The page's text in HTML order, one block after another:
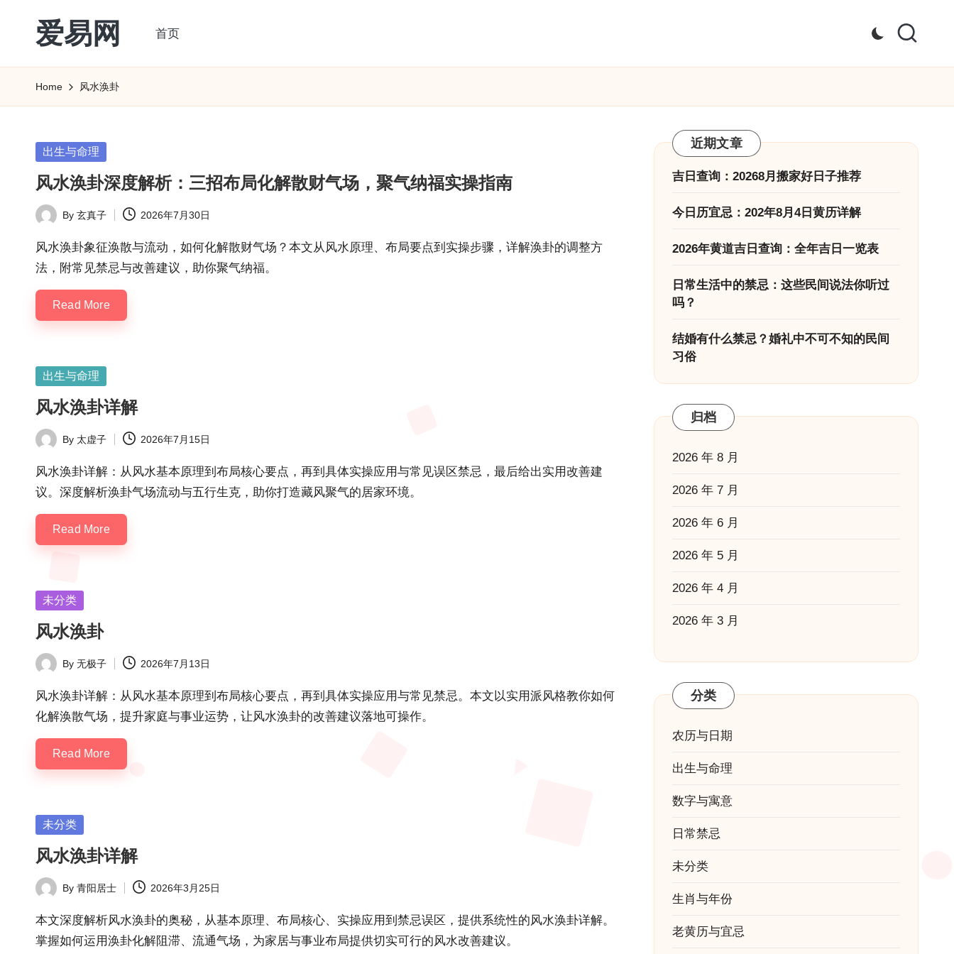
爱易网
历
阳
转
农
历
阴
历
查
询
_2ebc.com
首页
Home 风水涣卦
Posted
出生与命理
风水涣卦深度解析：三招布局化解散财气场，聚气纳福实操指南
Posted
by
By 玄真子 2026年7月30日
风水涣卦象征涣散与流动，如何化解散财气场？本文从风水原理、布局要点到实操步骤，详解涣卦的调整方
法，附常见禁忌与改善建议，助你聚气纳福。
Read More
Posted
出生与命理
风水涣卦详解
Posted
by
By 太虚子 2026年7月15日
风水涣卦详解：从风水基本原理到布局核心要点，再到具体实操应用与常见误区禁忌，最后给出实用改善建
议。深度解析涣卦气场流动与五行生克，助你打造藏风聚气的居家环境。
Read More
Posted
未分类
风水涣卦
Posted
by
By 无极子 2026年7月13日
风水涣卦详解：从风水基本原理到布局核心要点，再到具体实操应用与常见禁忌。本文以实用派风格教你如何
化解涣散气场，提升家庭与事业运势，让风水涣卦的改善建议落地可操作。
Read More
Posted
未分类
风水涣卦详解
Posted
by
By 青阳居士 2026年3月25日
本文深度解析风水涣卦的奥秘，从基本原理、布局核心、实操应用到禁忌误区，提供系统性的风水涣卦详解。
掌握如何运用涣卦化解阻滞、流通气场，为家居与事业布局提供切实可行的风水改善建议。
近期文章
吉日查询：20268月搬家好日子推荐
今日历宜忌：202年8月4日黄历详解
2026年黄道吉日查询：全年吉日一览表
日常生活中的禁忌：这些民间说法你听过
吗？
结婚有什么禁忌？婚礼中不可不知的民间
习俗
归档
2026 年 8 月
2026 年 7 月
2026 年 6 月
2026 年 5 月
2026 年 4 月
2026 年 3 月
分类
农历与日期
出生与命理
数字与寓意
日常禁忌
未分类
生肖与年份
老黄历与宜忌